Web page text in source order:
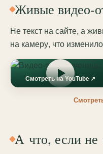
Живые видео-
Не текст на сайте, а
на камеру, что
Смотреть на YouTube ↗
А что, если не